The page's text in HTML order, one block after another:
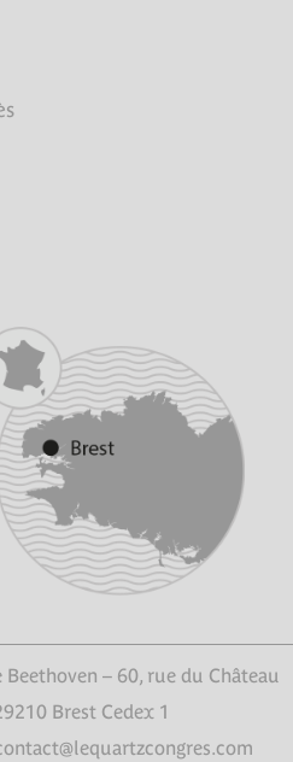
Beethoven – 60, rue du Château
Brest Cedex 1